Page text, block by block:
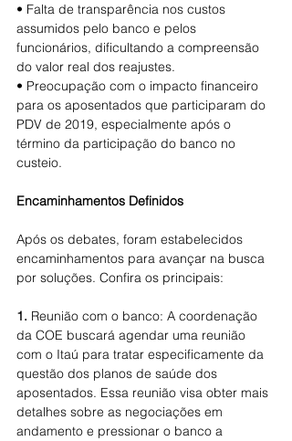
• Falta de transparência nos custos
assumidos pelo banco e pelos
funcionários, dificultando a compreensão
do valor real dos reajustes.
• Preocupação com o impacto financeiro
para os aposentados que participaram do
PDV de 2019, especialmente após o
término da participação do banco no
custeio.
Encaminhamentos Definidos
Após os debates, foram estabelecidos
encaminhamentos para avançar na busca
por soluções. Confira os principais:
1. Reunião com o banco: A coordenação
da COE buscará agendar uma reunião
com o Itaú para tratar especificamente da
questão dos planos de saúde dos
aposentados. Essa reunião visa obter mais
detalhes sobre as negociações em
andamento e pressionar o banco a